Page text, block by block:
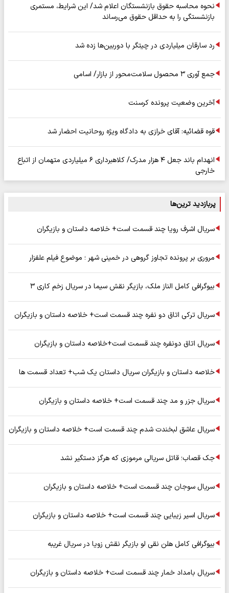
نحوه محاسبه حقوق بازنشستگان اعلام شد/ این شرایط، مستمری
بازنشستگی را به حداقل حقوق می‌رساند
رد سارقان میلیاردی در چیتگر با دوربین‌ها زده شد
جمع آوری ۳ محصول سلامت‌محور از بازار/ اسامی
آخرین وضعیت پرونده کرسنت
قوه قضائیه: آقای خرازی به دادگاه ویژه روحانیت احضار شد
انهدام باند جعل ۴ هزار مدرک/ کلاهبرداری ۶ میلیاردی متهمان از اتباع
خارجی
پربازدید ترین‌ها
سریال اشرف رویا چند قسمت است+ خلاصه داستان و بازیگران
مروری بر پرونده تجاوز گروهی در خمینی شهر ؛ موضوع فیلم علفزار
بیوگرافی کامل الناز ملک، بازیگر نقش سیما در سریال زخم کاری ۳
سریال ترکی اتاق دو نفره چند قسمت است+ خلاصه داستان و بازیگران
سریال اتاق دونفره چند قسمت است+خلاصه داستان و بازیگران
خلاصه داستان و بازیگران سریال داستان یک شب+ تعداد قسمت ها
سریال جزر و مد چند قسمت است+ خلاصه داستان و بازیگران
سریال عاشق لبخندت شدم چند قسمت است+ خلاصه داستان و بازیگران
جک قصاب؛ قاتل سریالی مرموزی که هرگز دستگیر نشد
سریال سوجان چند قسمت است+ خلاصه داستان و بازیگران
سریال اسیر زیبایی چند قسمت است+ خلاصه داستان و بازیگران
بیوگرافی کامل هلن نقی لو بازیگر نقش زویا در سریال غریبه
سریال بامداد خمار چند قسمت است+ خلاصه داستان و بازیگران